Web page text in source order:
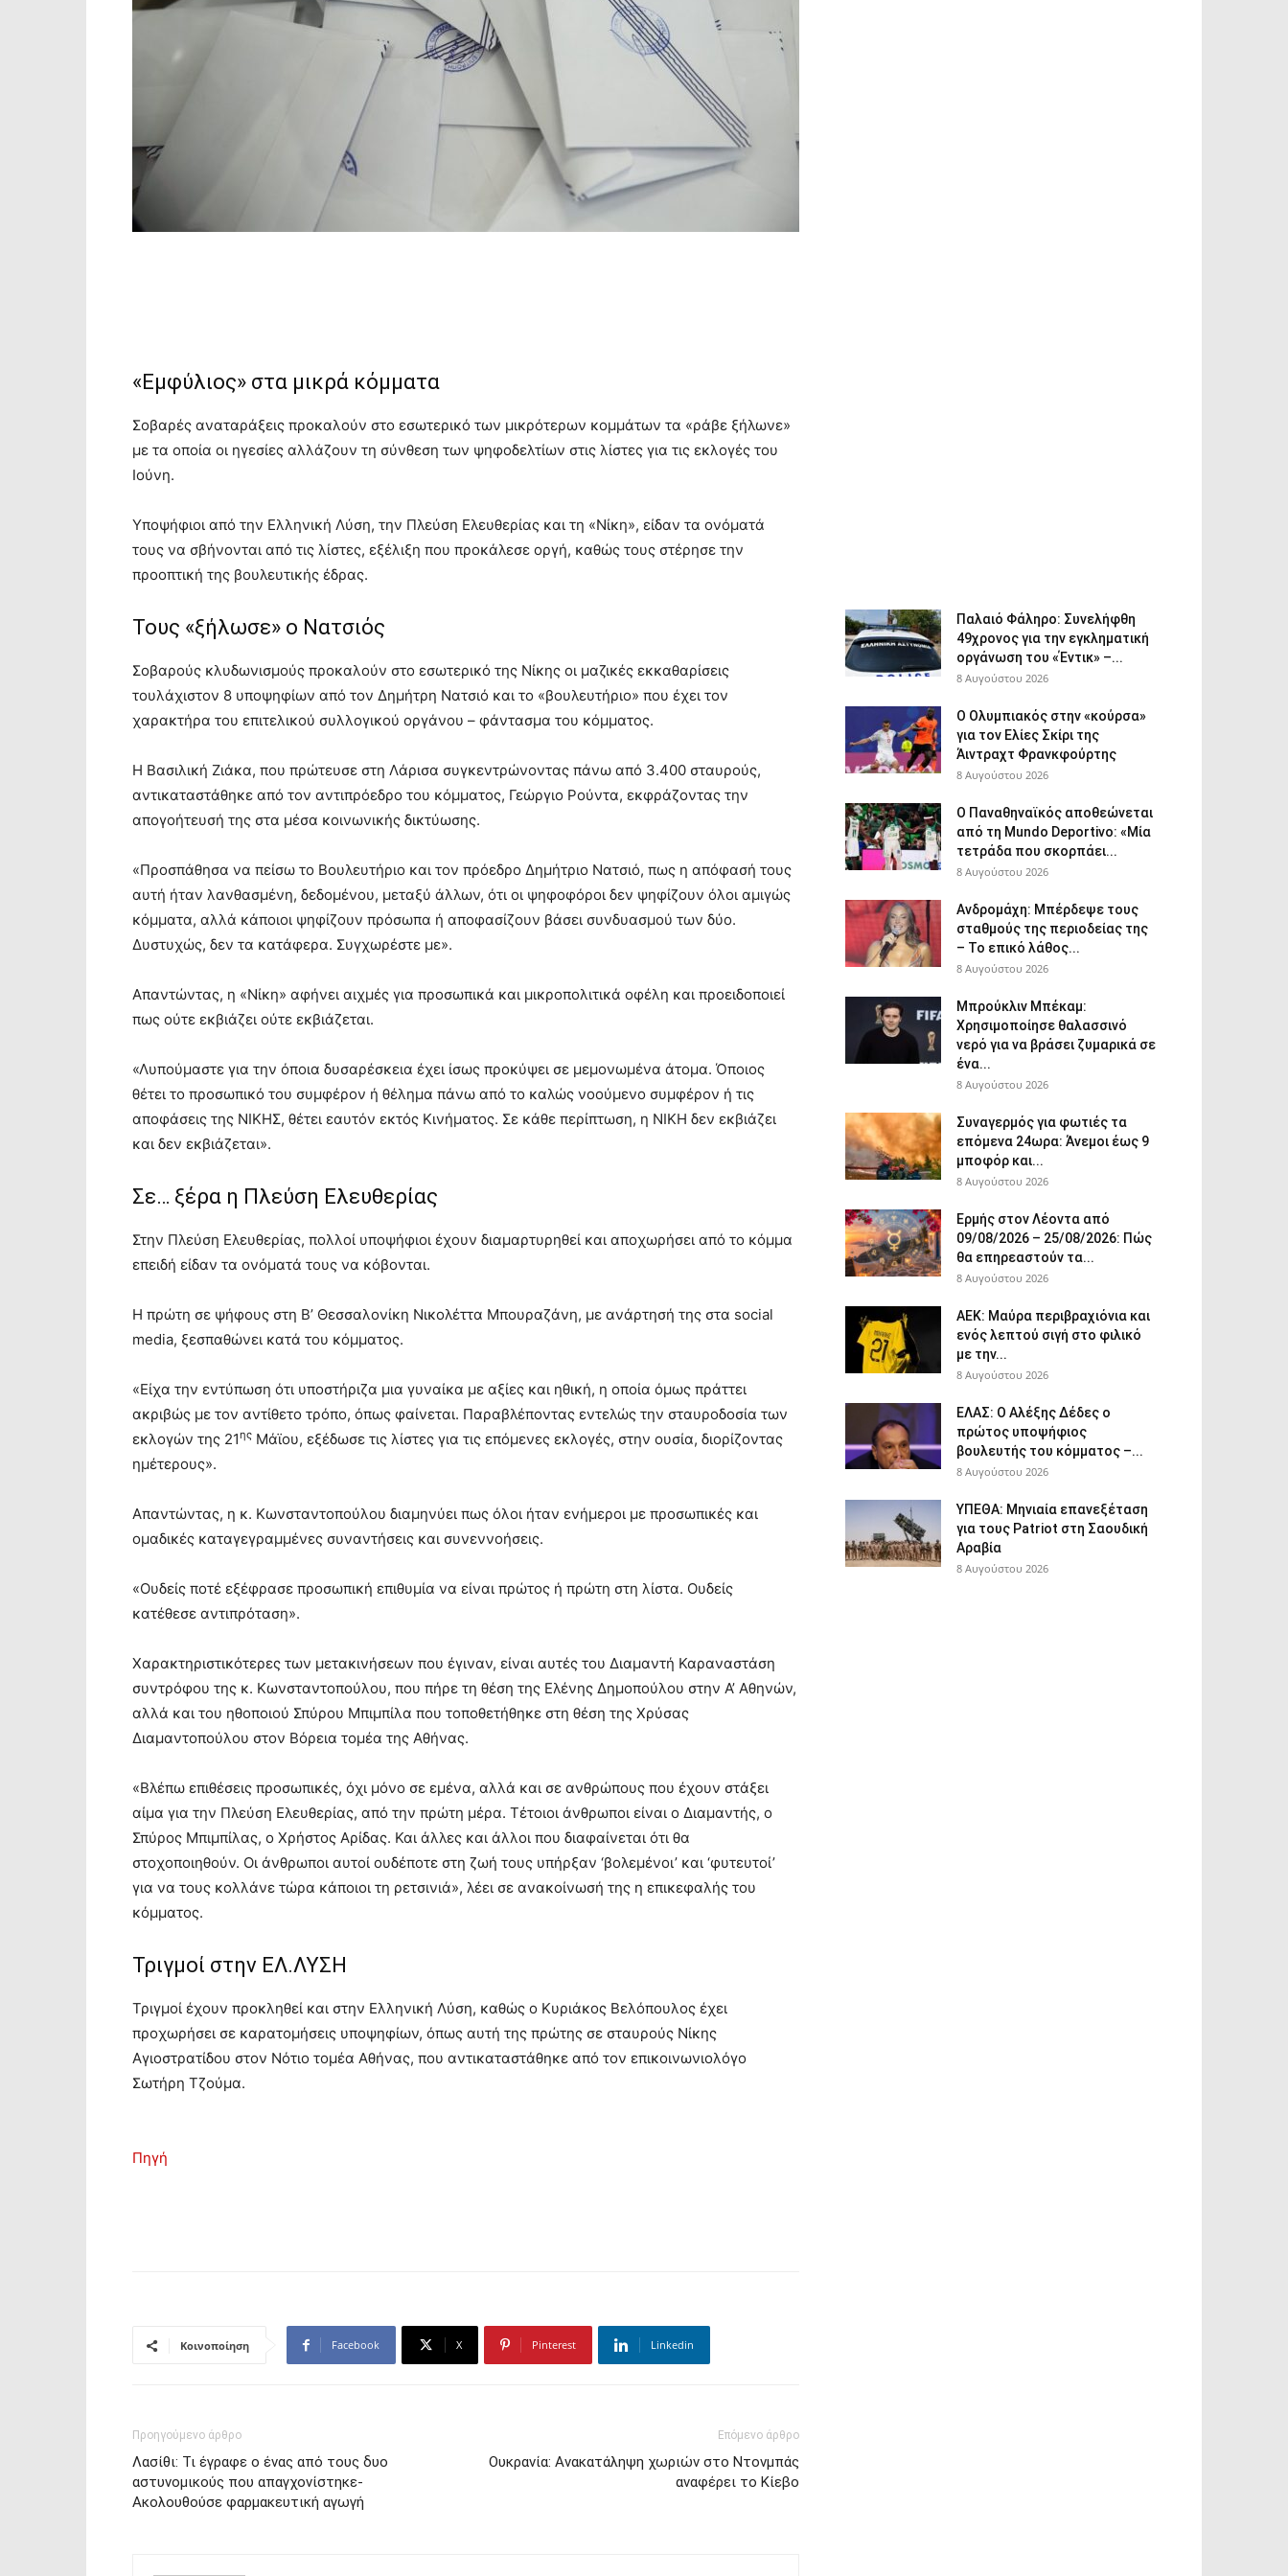
«Εμφύλιος» στα μικρά κόμματα
Σοβαρές αναταράξεις προκαλούν στο εσωτερικό των μικρότερων κομμάτων τα «ράβε ξήλωνε»
με τα οποία οι ηγεσίες αλλάζουν τη σύνθεση των ψηφοδελτίων στις λίστες για τις εκλογές του
Ιούνη.
Υποψήφιοι από την Ελληνική Λύση, την Πλεύση Ελευθερίας και τη «Νίκη», είδαν τα ονόματά
τους να σβήνονται από τις λίστες, εξέλιξη που προκάλεσε οργή, καθώς τους στέρησε την
προοπτική της βουλευτικής έδρας.
Τους «ξήλωσε» ο Νατσιός
Σοβαρούς κλυδωνισμούς προκαλούν στο εσωτερικό της Νίκης οι μαζικές εκκαθαρίσεις
τουλάχιστον 8 υποψηφίων από τον Δημήτρη Νατσιό και το «βουλευτήριο» που έχει τον
χαρακτήρα του επιτελικού συλλογικού οργάνου – φάντασμα του κόμματος.
Η Βασιλική Ζιάκα, που πρώτευσε στη Λάρισα συγκεντρώνοντας πάνω από 3.400 σταυρούς,
αντικαταστάθηκε από τον αντιπρόεδρο του κόμματος, Γεώργιο Ρούντα, εκφράζοντας την
απογοήτευσή της στα μέσα κοινωνικής δικτύωσης.
«Προσπάθησα να πείσω το Βουλευτήριο και τον πρόεδρο Δημήτριο Νατσιό, πως η απόφασή τους
αυτή ήταν λανθασμένη, δεδομένου, μεταξύ άλλων, ότι οι ψηφοφόροι δεν ψηφίζουν όλοι αμιγώς
κόμματα, αλλά κάποιοι ψηφίζουν πρόσωπα ή αποφασίζουν βάσει συνδυασμού των δύο.
Δυστυχώς, δεν τα κατάφερα. Συγχωρέστε με».
Απαντώντας, η «Νίκη» αφήνει αιχμές για προσωπικά και μικροπολιτικά οφέλη και προειδοποιεί
πως ούτε εκβιάζει ούτε εκβιάζεται.
«Λυπούμαστε για την όποια δυσαρέσκεια έχει ίσως προκύψει σε μεμονωμένα άτομα. Όποιος
θέτει το προσωπικό του συμφέρον ή θέλημα πάνω από το καλώς νοούμενο συμφέρον ή τις
αποφάσεις της ΝΙΚΗΣ, θέτει εαυτόν εκτός Κινήματος. Σε κάθε περίπτωση, η ΝΙΚΗ δεν εκβιάζει
και δεν εκβιάζεται».
Σε… ξέρα η Πλεύση Ελευθερίας
Στην Πλεύση Ελευθερίας, πολλοί υποψήφιοι έχουν διαμαρτυρηθεί και αποχωρήσει από το κόμμα
επειδή είδαν τα ονόματά τους να κόβονται.
Η πρώτη σε ψήφους στη Β’ Θεσσαλονίκη Νικολέττα Μπουραζάνη, με ανάρτησή της στα social
media, ξεσπαθώνει κατά του κόμματος.
«Είχα την εντύπωση ότι υποστήριζα μια γυναίκα με αξίες και ηθική, η οποία όμως πράττει
ακριβώς με τον αντίθετο τρόπο, όπως φαίνεται. Παραβλέποντας εντελώς την σταυροδοσία των
εκλογών της 21ης Μάϊου, εξέδωσε τις λίστες για τις επόμενες εκλογές, στην ουσία, διορίζοντας
ημέτερους».
Απαντώντας, η κ. Κωνσταντοπούλου διαμηνύει πως όλοι ήταν ενήμεροι με προσωπικές και
ομαδικές καταγεγραμμένες συναντήσεις και συνεννοήσεις.
«Ουδείς ποτέ εξέφρασε προσωπική επιθυμία να είναι πρώτος ή πρώτη στη λίστα. Ουδείς
κατέθεσε αντιπρόταση».
Χαρακτηριστικότερες των μετακινήσεων που έγιναν, είναι αυτές του Διαμαντή Καραναστάση
συντρόφου της κ. Κωνσταντοπούλου, που πήρε τη θέση της Ελένης Δημοπούλου στην Α’ Αθηνών,
αλλά και του ηθοποιού Σπύρου Μπιμπίλα που τοποθετήθηκε στη θέση της Χρύσας
Διαμαντοπούλου στον Βόρεια τομέα της Αθήνας.
«Βλέπω επιθέσεις προσωπικές, όχι μόνο σε εμένα, αλλά και σε ανθρώπους που έχουν στάξει
αίμα για την Πλεύση Ελευθερίας, από την πρώτη μέρα. Τέτοιοι άνθρωποι είναι ο Διαμαντής, ο
Σπύρος Μπιμπίλας, ο Χρήστος Αρίδας. Και άλλες και άλλοι που διαφαίνεται ότι θα
στοχοποιηθούν. Οι άνθρωποι αυτοί ουδέποτε στη ζωή τους υπήρξαν ‘βολεμένοι’ και ‘φυτευτοί’
για να τους κολλάνε τώρα κάποιοι τη ρετσινιά», λέει σε ανακοίνωσή της η επικεφαλής του
κόμματος.
Τριγμοί στην ΕΛ.ΛΥΣΗ
Τριγμοί έχουν προκληθεί και στην Ελληνική Λύση, καθώς ο Κυριάκος Βελόπουλος έχει
προχωρήσει σε καρατομήσεις υποψηφίων, όπως αυτή της πρώτης σε σταυρούς Νίκης
Αγιοστρατίδου στον Νότιο τομέα Αθήνας, που αντικαταστάθηκε από τον επικοινωνιολόγο
Σωτήρη Τζούμα.
Πηγή
Κοινοποίηση Facebook X Pinterest Linkedin
Προηγούμενο άρθρο
Λασίθι: Τι έγραφε ο ένας από τους δυο
αστυνομικούς που απαγχονίστηκε-
Ακολουθούσε φαρμακευτική αγωγή
Επόμενο άρθρο
Ουκρανία: Ανακατάληψη χωριών στο Ντονμπάς
αναφέρει το Κίεβο
Παλαιό Φάληρο: Συνελήφθη
49χρονος για την εγκληματική
οργάνωση του «Έντικ» –...
8 Αυγούστου 2026
Ο Ολυμπιακός στην «κούρσα»
για τον Ελίες Σκίρι της
Άιντραχτ Φρανκφούρτης
8 Αυγούστου 2026
Ο Παναθηναϊκός αποθεώνεται
από τη Mundo Deportivo: «Μία
τετράδα που σκορπάει...
8 Αυγούστου 2026
Ανδρομάχη: Μπέρδεψε τους
σταθμούς της περιοδείας της
– Το επικό λάθος...
8 Αυγούστου 2026
Μπρούκλιν Μπέκαμ:
Χρησιμοποίησε θαλασσινό
νερό για να βράσει ζυμαρικά σε
ένα...
8 Αυγούστου 2026
Συναγερμός για φωτιές τα
επόμενα 24ωρα: Άνεμοι έως 9
μποφόρ και...
8 Αυγούστου 2026
Ερμής στον Λέοντα από
09/08/2026 – 25/08/2026: Πώς
θα επηρεαστούν τα...
8 Αυγούστου 2026
ΑΕΚ: Μαύρα περιβραχιόνια και
ενός λεπτού σιγή στο φιλικό
με την...
8 Αυγούστου 2026
ΕΛΑΣ: Ο Αλέξης Δέδες ο
πρώτος υποψήφιος
βουλευτής του κόμματος –...
8 Αυγούστου 2026
ΥΠΕΘΑ: Μηνιαία επανεξέταση
για τους Patriot στη Σαουδική
Αραβία
8 Αυγούστου 2026